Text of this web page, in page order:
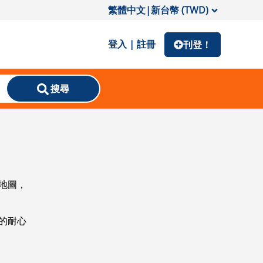
繁體中文|新台幣 (TWD)
登入 | 註冊 刊登！
搜尋
圖，
耐心